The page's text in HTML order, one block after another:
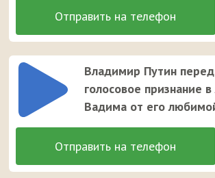
Владимир Путин
голосовое признание
Вадима от его